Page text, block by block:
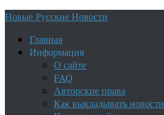
Новые Русские Новости
Главная
Информация
О сайте
FAQ
Авторские права
Как выкладывать новости